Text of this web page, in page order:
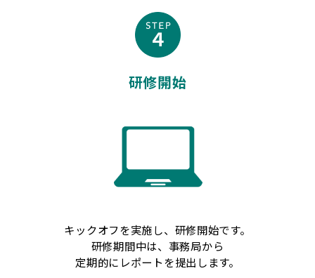
研修開始
キックオフを実施し、研修開始です。
研修期間中は、事務局から
定期的にレポートを提出します。